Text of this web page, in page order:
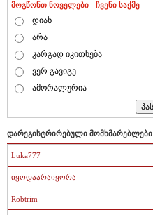
მოგწონთ ნოველები - ჩვენი საქმე
დიახ
არა
კარგად იკითხება
ვერ გავიგე
ამორალურია
დარეგისტრირებული მომხმარებლები
Luka777
იყოდაარაიყორა
Robtrim